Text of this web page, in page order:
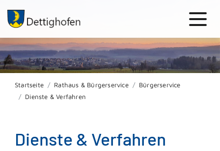
Startseite Rathaus & Bürgerservice
Bürgerservice
Dienste & Verfahren
Dienste & Verfahren